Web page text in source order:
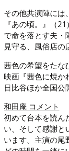
その他共演陣には
『あの頃。』（
で命を落とす夫・
見守る、風俗店の
茜色の希望をたな
映画『茜色に焼か
日比谷ほか全国公
和田庵 コメント
初めて台本を読ん
い、そして感謝と
います。主演の尾